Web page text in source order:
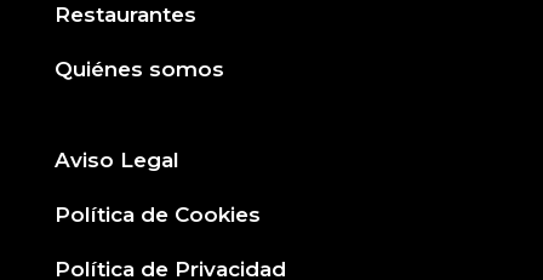
Restaurantes
Quiénes somos
Aviso Legal
Política de Cookies
Política de Privacidad